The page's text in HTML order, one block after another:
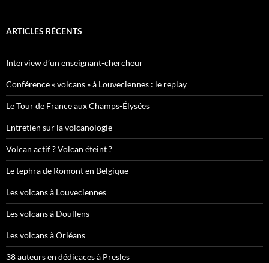
ARTICLES RÉCENTS
Interview d’un enseignant-chercheur
Conférence « volcans » à Louveciennes : le replay
Le Tour de France aux Champs-Élysées
Entretien sur la volcanologie
Volcan actif ? Volcan éteint ?
Le tephra de Romont en Belgique
Les volcans à Louveciennes
Les volcans à Doullens
Les volcans à Orléans
38 auteurs en dédicaces à Presles